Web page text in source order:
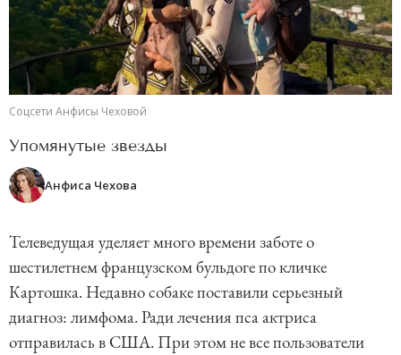
Соцсети Анфисы Чеховой
Упомянутые звезды
Анфиса Чехова
Телеведущая уделяет много времени заботе о
шестилетнем французском бульдоге по кличке
Картошка. Недавно собаке поставили серьезный
диагноз: лимфома. Ради лечения пса актриса
отправилась в США. При этом не все пользователи